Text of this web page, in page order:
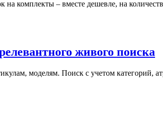
комплекты – вместе дешевле, на
живого поиска
моделям. Поиск с учетом категорий,